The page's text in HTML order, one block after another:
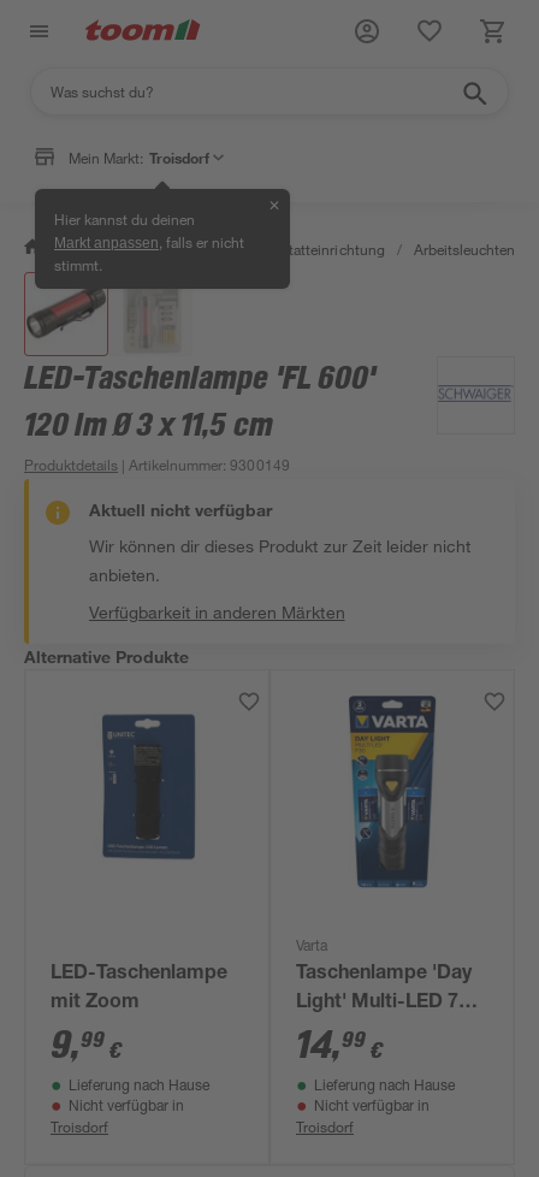
Mein Markt: Troisdorf
Hier kannst du deinen
Markt anpassen , falls er nicht
stimmt.
✕
/ Werkstatt & Maschinen / Werkstatteinrichtung / Arbeitsleuchten &
LED-Taschenlampe 'FL 600'
120 lm Ø 3 x 11,5 cm
Produktdetails | Artikelnummer:9300149
Aktuell nicht verfügbar
Wir können dir dieses Produkt zur Zeit leider nicht
anbieten.
Verfügbarkeit in anderen Märkten
Alternative Produkte
LED-Taschenlampe
mit Zoom
9,99 €
Lieferung nach Hause
Nicht verfügbar in
Troisdorf
Varta
Taschenlampe 'Day
Light' Multi-LED 70
lm
14,99 €
Lieferung nach Hause
Nicht verfügbar in
Troisdorf